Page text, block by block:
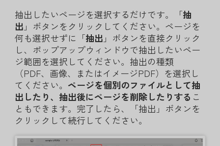
抽出したいページを選択するだけです。「抽
出 」ボタンをクリックしてください。ページを
何も選択せずに「抽出 」ボタンを直接クリック
し、ポップアップウィンドウで抽出したいペー
ジ範囲を選択してください。抽出の種類
（PDF、画像、またはイメージPDF）を選択し
てください。 ページを個別のファイルとして抽
出したり、抽出後にページを削除したりする こ
ともできます。完了したら、「抽出」ボタンを
クリックして続行してください。